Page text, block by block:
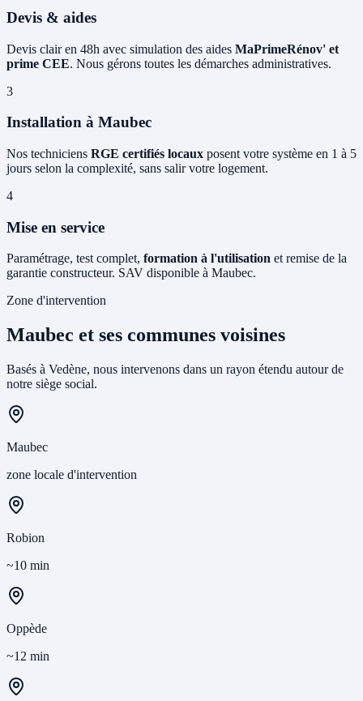
Devis & aides
Devis clair en 48h avec simulation des aides MaPrimeRénov' et
prime CEE. Nous gérons toutes les démarches administratives.
3
Installation à Maubec
Nos techniciens RGE certifiés locaux posent votre système en 1 à 5
jours selon la complexité, sans salir votre logement.
4
Mise en service
Paramétrage, test complet, formation à l'utilisation et remise de la
garantie constructeur. SAV disponible à Maubec.
Zone d'intervention
Maubec et ses communes voisines
Basés à Vedène, nous intervenons dans un rayon étendu autour de
notre siège social.
Maubec
zone locale d'intervention
Robion
~10 min
Oppède
~12 min